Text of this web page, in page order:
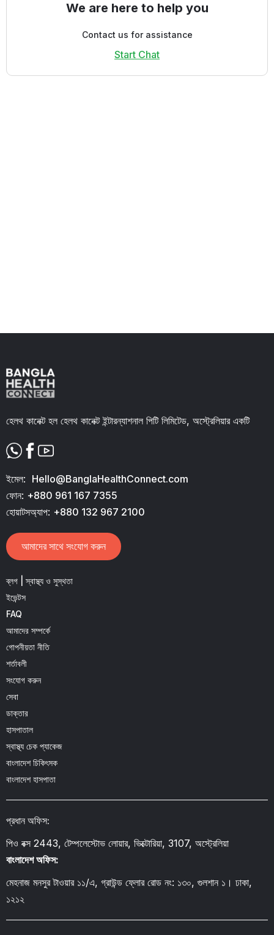
We are here to help you
Contact us for assistance
Start Chat
হেলথ কানেক্ট হল হেলথ কানেক্ট ইন্টারন্যাশনাল পিটি লিমিটেড, অস্ট্রেলিয়ার একটি
ইমেল: Hello@BanglaHealthConnect.com
ফোন: +880 961 167 7355
হোয়াটসঅ্যাপ: +880 132 967 2100
আমাদের সাথে সংযোগ করুন
ব্লগ | স্বাস্থ্য ও সুস্থতা
ইভেন্টস
FAQ
আমাদের সম্পর্কে
গোপনীয়তা নীতি
শর্তাবলী
সংযোগ করুন
সেবা
ডাক্তার
হাসপাতাল
স্বাস্থ্য চেক প্যাকেজ
বাংলাদেশ চিকিৎসক
বাংলাদেশ হাসপাতা
প্রধান অফিস:
পিও বক্স 2443, টেম্পলেস্টোভ লোয়ার, ভিক্টোরিয়া, 3107, অস্ট্রেলিয়া
বাংলাদেশ অফিস:
মেহনাজ মনসুর টাওয়ার ১১/এ, গ্রাউন্ড ফ্লোর রোড নং: ১৩০, গুলশান ১। ঢাকা,
১২১২